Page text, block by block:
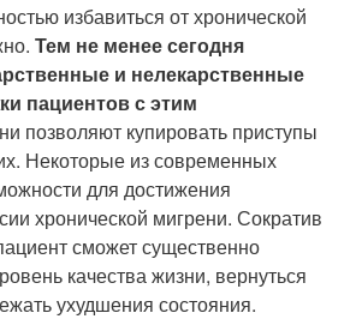
избавиться от хронической
Тем не менее сегодня
и нелекарственные
пациентов с этим
позволяют купировать приступы
Некоторые из современных
для достижения
хронической мигрени. Сократив
сможет существенно
качества жизни, вернуться
ухудшения состояния.